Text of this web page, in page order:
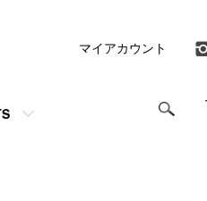
マイアカウント